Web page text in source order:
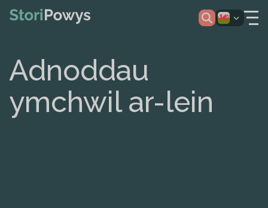
Adnoddau
ymchwil ar-lein